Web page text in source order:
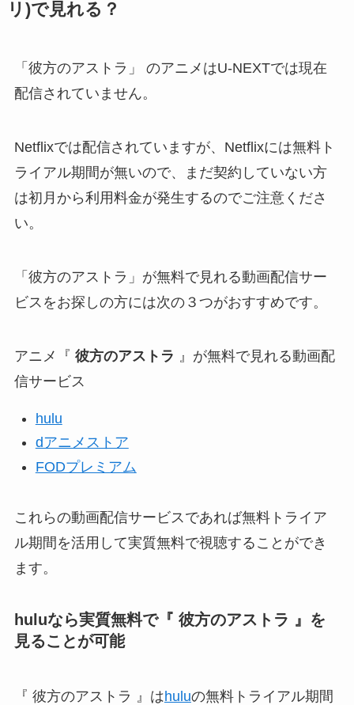
リ)で見れる？
「彼方のアストラ」 のアニメはU-NEXTでは現在
配信されていません。
Netflixでは配信されていますが、Netflixには無料ト
ライアル期間が無いので、まだ契約していない方
は初月から利用料金が発生するのでご注意くださ
い。
「彼方のアストラ」が無料で見れる動画配信サー
ビスをお探しの方には次の３つがおすすめです。
アニメ『 彼方のアストラ 』が無料で見れる動画配
信サービス
hulu
dアニメストア
FODプレミアム
これらの動画配信サービスであれば無料トライア
ル期間を活用して実質無料で視聴することができ
ます。
huluなら実質無料で『 彼方のアストラ 』 を
見ることが可能
『 彼方のアストラ 』はhuluの無料トライアル期間